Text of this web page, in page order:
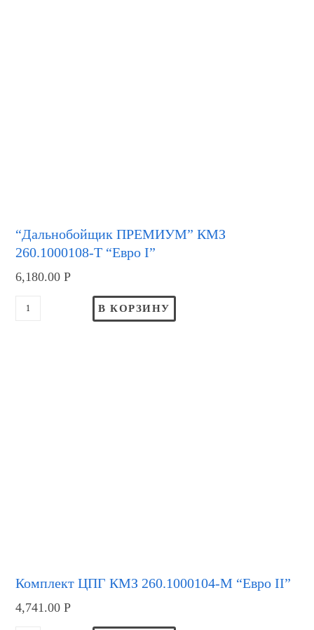
“Дальнобойщик ПРЕМИУМ” КМЗ
260.1000108-Т “Евро I”
6,180.00Р
В КОРЗИНУ
Комплект ЦПГ КМЗ 260.1000104-М “Евро II”
4,741.00Р